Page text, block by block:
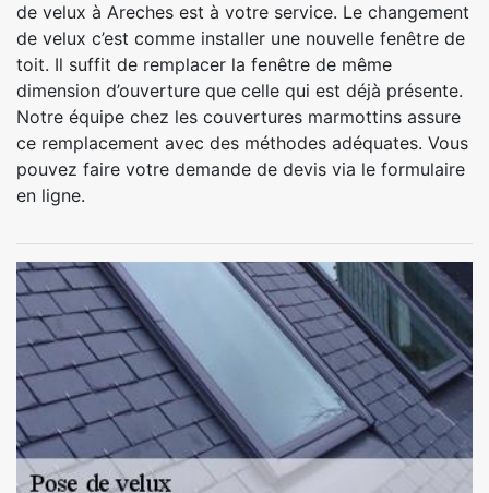
de velux à Areches est à votre service. Le changement
de velux c’est comme installer une nouvelle fenêtre de
toit. Il suffit de remplacer la fenêtre de même
dimension d’ouverture que celle qui est déjà présente.
Notre équipe chez les couvertures marmottins assure
ce remplacement avec des méthodes adéquates. Vous
pouvez faire votre demande de devis via le formulaire
en ligne.